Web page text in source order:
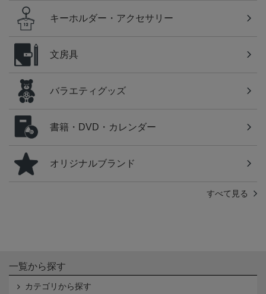
キーホルダー・アクセサリー
文房具
バラエティグッズ
書籍・DVD・カレンダー
オリジナルブランド
すべて見る
一覧から探す
カテゴリから探す